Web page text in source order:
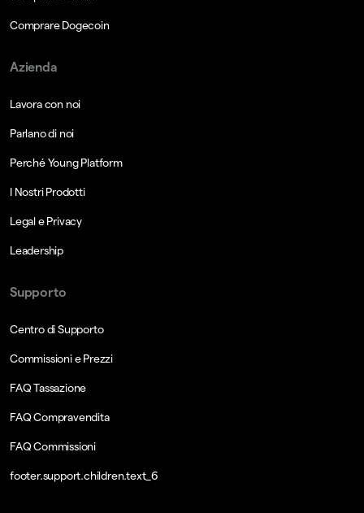
Comprare Dogecoin
Azienda
Lavora con noi
Parlano di noi
Perché Young Platform
I Nostri Prodotti
Legal e Privacy
Leadership
Supporto
Centro di Supporto
Commissioni e Prezzi
FAQ Tassazione
FAQ Compravendita
FAQ Commissioni
footer.support.children.text_6